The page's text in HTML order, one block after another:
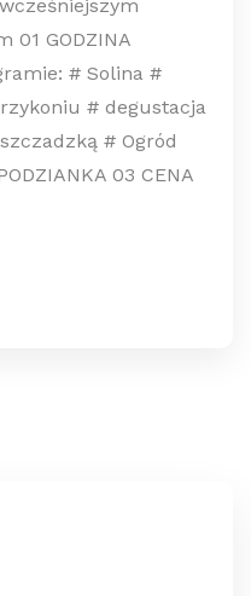
01 GODZINA
# Solina #
# degustacja
# Ogród
03 CENA